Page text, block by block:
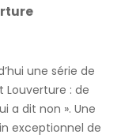
une série de
Louverture : de
a dit non ». Une
exceptionnel de